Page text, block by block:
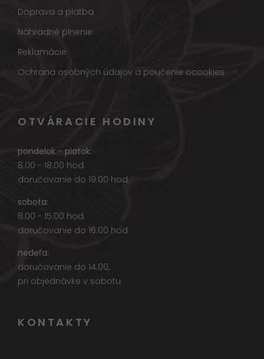
Doprava a platba
Náhradné plnenie
Reklamácie
Ochrana osobných údajov a poučenie ocookies
OTVÁRACIE HODINY
pondelok - piatok:
8.00 - 18.00 hod.
doručovanie do 19.00 hod.
sobota:
8.00 - 15.00 hod.
doručovanie do 16.00 hod
nedeľa:
doručovanie do 14.00,
pri objednávke v sobotu
KONTAKTY